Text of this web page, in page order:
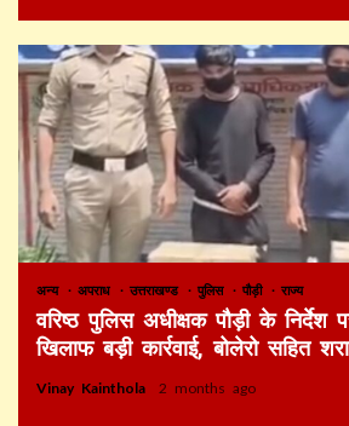
अन्य अपराध उत्तराखण्ड पुलिस पौड़ी राज्य
वरिष्ठ पुलिस अधीक्षक पौड़ी के
खिलाफ बड़ी कार्रवाई, बोलेरो सहित
Vinay Kainthola 2 months ago